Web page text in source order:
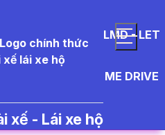
LMD - LET
ME DRIVE
xế - Lái xe hộ